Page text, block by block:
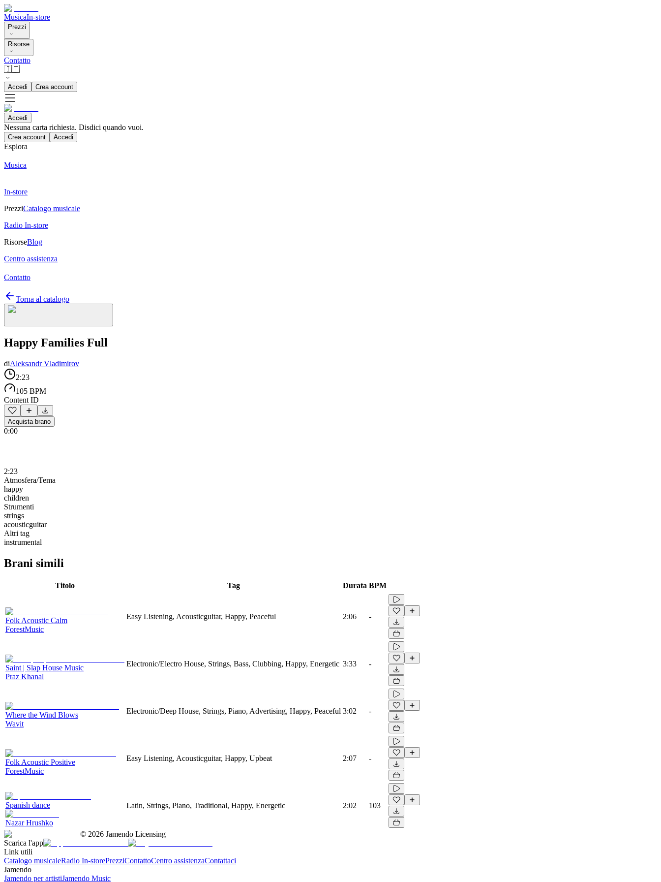
MusicaIn-store
Prezzi
Risorse
Contatto
🇮🇹
Accedi Crea account
Accedi
Nessuna carta richiesta. Disdici quando vuoi.
Crea account Accedi
Esplora
Musica
In-store
PrezziCatalogo musicale
Radio In-store
RisorseBlog
Centro assistenza
Contatto
Torna al catalogo
Happy Families Full
diAleksandr Vladimirov
2:23
105 BPM
Content ID
Acquista brano
0:00
2:23
Atmosfera/Tema
happy
children
Strumenti
strings
acousticguitar
Altri tag
instrumental
Brani simili
Titolo Tag Durata BPM
Folk Acoustic Calm
ForestMusic
Easy Listening, Acousticguitar, Happy, Peaceful 2:06 -
Saint | Slap House Music
Praz Khanal
Electronic/Electro House, Strings, Bass, Clubbing, Happy, Energetic 3:33 -
Where the Wind Blows
Wavit
Electronic/Deep House, Strings, Piano, Advertising, Happy, Peaceful 3:02 -
Folk Acoustic Positive
ForestMusic
Easy Listening, Acousticguitar, Happy, Upbeat 2:07 -
Spanish dance
Nazar Hrushko
Latin, Strings, Piano, Traditional, Happy, Energetic 2:02 103
© 2026 Jamendo Licensing
Scarica l'app
Link utili
Catalogo musicaleRadio In-storePrezziContattoCentro assistenzaContattaci
Jamendo
Jamendo per artistiJamendo Music